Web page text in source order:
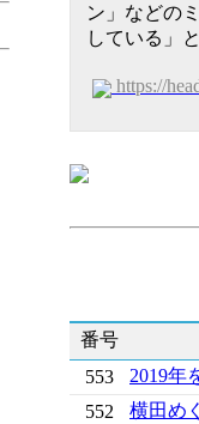
ン」などの
している」
https://
番号
553
2019年
552
横田め